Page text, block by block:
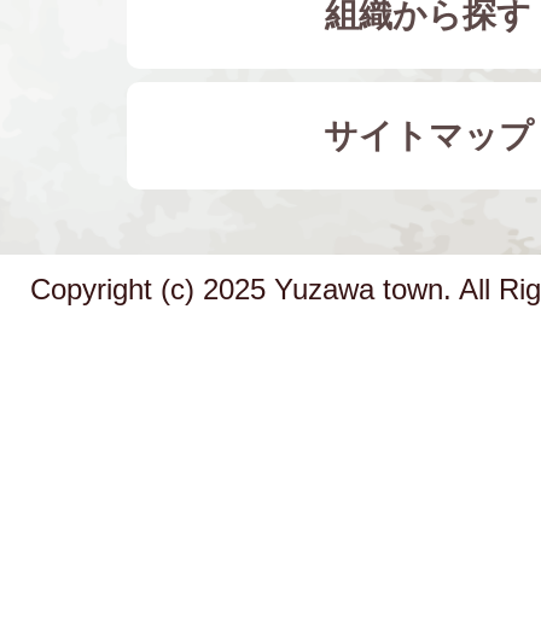
組織から探す
サイトマップ
Copyright (c) 2025 Yuzawa town. All